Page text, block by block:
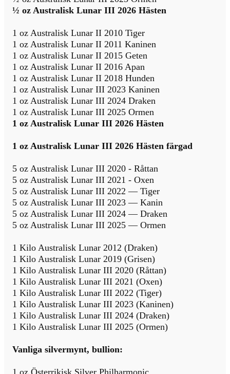
½ oz Australisk Lunar III 2026 Hästen
1 oz Australisk Lunar II 2010 Tiger
1 oz Australisk Lunar II 2011 Kaninen
1 oz Australisk Lunar II 2015 Geten
1 oz Australisk Lunar II 2016 Apan
1 oz Australisk Lunar II 2018 Hunden
1 oz Australisk Lunar III 2023 Kaninen
1 oz Australisk Lunar III 2024 Draken
1 oz Australisk Lunar III 2025 Ormen
1 oz Australisk Lunar III 2026 Hästen
1 oz Australisk Lunar III 2026 Hästen färgad
5 oz Australisk Lunar III 2020 - Råttan
5 oz Australisk Lunar III 2021 - Oxen
5 oz Australisk Lunar III 2022 — Tiger
5 oz Australisk Lunar III 2023 — Kanin
5 oz Australisk Lunar III 2024 — Draken
5 oz Australisk Lunar III 2025 — Ormen
1 Kilo Australisk Lunar 2012 (Draken)
1 Kilo Australisk Lunar 2019 (Grisen)
1 Kilo Australisk Lunar III 2020 (Råttan)
1 Kilo Australisk Lunar III 2021 (Oxen)
1 Kilo Australisk Lunar III 2022 (Tiger)
1 Kilo Australisk Lunar III 2023 (Kaninen)
1 Kilo Australisk Lunar III 2024 (Draken)
1 Kilo Australisk Lunar III 2025 (Ormen)
Vanliga silvermynt, bullion: